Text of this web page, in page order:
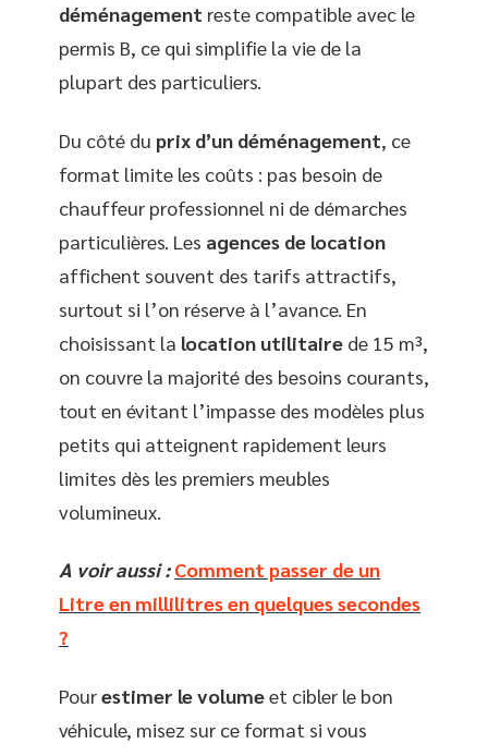
déménagement reste compatible avec le
permis B, ce qui simplifie la vie de la
plupart des particuliers.
Du côté du prix d’un déménagement, ce
format limite les coûts : pas besoin de
chauffeur professionnel ni de démarches
particulières. Les agences de location
affichent souvent des tarifs attractifs,
surtout si l’on réserve à l’avance. En
choisissant la location utilitaire de 15 m³,
on couvre la majorité des besoins courants,
tout en évitant l’impasse des modèles plus
petits qui atteignent rapidement leurs
limites dès les premiers meubles
volumineux.
A voir aussi : Comment passer de un
Litre en millilitres en quelques secondes
?
Pourestimer le volumeet cibler le bon
véhicule, misez sur ce format si vous